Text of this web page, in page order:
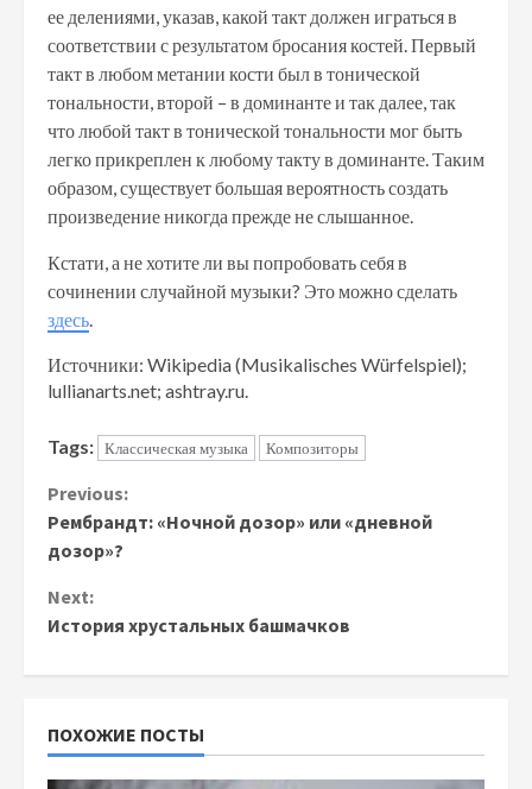
ее делениями, указав, какой такт должен играться в
соответствии с результатом бросания костей. Первый
такт в любом метании кости был в тонической
тональности, второй – в доминанте и так далее, так
что любой такт в тонической тональности мог быть
легко прикреплен к любому такту в доминанте. Таким
образом, существует большая вероятность создать
произведение никогда прежде не слышанное.
Кстати, а не хотите ли вы попробовать себя в
сочинении случайной музыки? Это можно сделать
здесь.
Источники: Wikipedia (Musikalisches Würfelspiel);
lullianarts.net; ashtray.ru.
Tags: Классическая музыка Композиторы
Continue
Reading
Previous:
Рембрандт: «Ночной дозор» или «дневной
дозор»?
Next:
История хрустальных башмачков
ПОХОЖИЕ ПОСТЫ